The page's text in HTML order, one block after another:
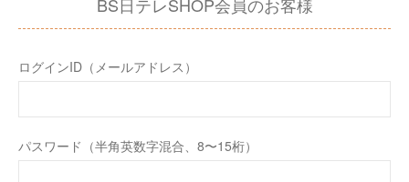
ログインID（メールアドレス）
パスワード（半角英数字混合、8〜15桁）